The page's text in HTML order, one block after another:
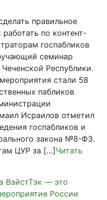
правильное
по контент-
госпабликов
семинар
Республики.
стали 58
пабликов
Исраилов отметил
госпабликов и
закона №8-ФЗ.
ЦУР за […] Читать